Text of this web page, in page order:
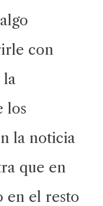
con
la
los
la noticia
que en
en el resto